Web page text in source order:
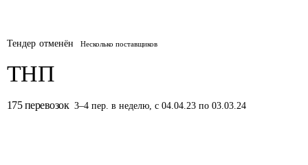
Тендер отменён Несколько поставщиков
ТНП
175 перевозок 3–4 пер. в неделю,с 04.04.23 по 03.03.24